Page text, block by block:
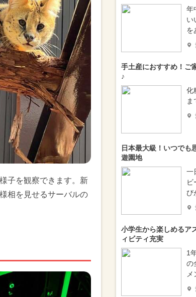
子を観察できます。新
相を見せるサーバルの
年
い
を
手土産におすすめ！ご
♪
化
ま
日本最大級！いつでも
遊園地
一
ビ
び
小学生から楽しめるア
ィビティ充実
1
の